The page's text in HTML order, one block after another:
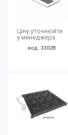
Ціну уточнюйте
у менеджера
код: 33028